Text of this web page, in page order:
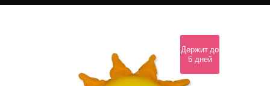
Держит до
5 дней